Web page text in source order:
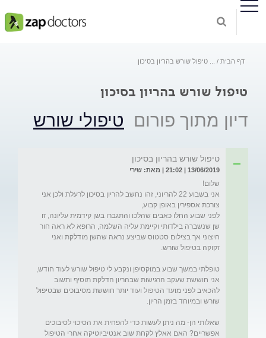
דף הבית טיפול שורש בהריון בסיכון
טיפול שורש בהריון בסיכון
דיון מתוך פורום טיפולי שורש
טיפול שורש בהריון בסיכון
13/06/2019 | 21:02 | מאת: שירי
אני בשבוע 22 להריוני, זהו נחשב להריון בסיכון לרעלת ולכן אני
לפני שבוע החלו כאבים שהלכו והתגברו בשן קידמית עליונה, זו
שן שנשברה בילדותי וקיימת עליה השלמה, הרופא לא ראה חור
חיצוני אך בצילום סטטוס שביצע נראה שהשן מודלקת ואני
אני חוששת שעקב הרגישות שבהריון הדלקת תוסיף ותשוב
להכאיב לפני מועד הטיפול ועוד יותר חוששת מסיבוכים שבטיפול
שאלותי הן- מה ניתן לעשות כדי להפחית את הסיכוי לסיבוכים
אפשריים? האם אאלץ לקחת שוב אנטיביוטיקה אחרי הטיפול